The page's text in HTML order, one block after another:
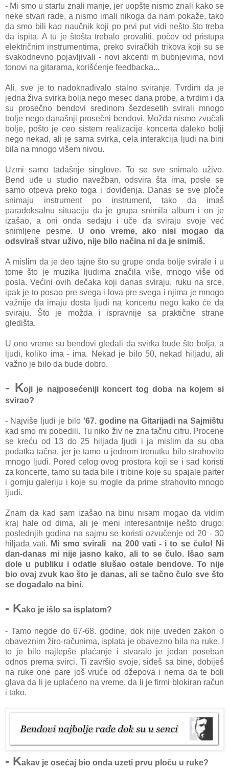
- Mi smo u startu znali manje, jer uopšte nismo znali kako se
neke stvari rade, a nismo imali nikoga da nam pokaže, tako
da smo bili kao naučnik koji po prvi put vidi nešto što treba
da ispita. A tu je štošta trebalo provaliti, počev od pristupa
električnim instrumentima, preko sviračkih trikova koji su se
svakodnevno pojavljivali - novi akcenti m bubnjevima, novi
tonovi na gitarama, korišćenje feedbacka...
Ali, sve je to nadoknađivalo stalno sviranje. Tvrdim da je
jedna živa svirka bolja nego mesec dana probe, a tvrdim i da
su prosečno bendovi sredinom šezdesetih svirali mnogo
bolje nego današnji prosečni bendovi. Možda nismo zvučali
bolje, pošto je ceo sistem realizacije koncerta daleko bolji
nego nekad, ali je sama svirka, cela interakcija ljudi na bini
bila na mnogo višem nivou.
Uzmi samo tadašnje singlove. To se sve snimalo uživo.
Bend uđe u studio navežban, odsvira šta ima, posle se
samo otpeva preko toga i doviđenja. Danas se sve ploče
snimaju instrument po instrument, tako da imaš
paradoksalnu situaciju da je grupa snimila album i on je
izašao, a oni onda sedaju i uče da sviraju svoje već
snimljene pesme. U ono vreme, ako nisi mogao da
odsviraš stvar uživo, nije bilo načina ni da je snimiš.
A mislim da je deo tajne što su grupe onda bolje svirale i u
tome što je muzika ljudima značila više, mnogo više od
posla. Većini ovih dečaka koji danas sviraju, ruku na srce,
ipak je to posao pre svega i lova pre svega i njima je mnogo
važnije da imaju dosta ljudi na koncertu nego kako će da
sviraju. Što je možda i ispravnije sa praktične strane
gledišta.
U ono vreme su bendovi gledali da svirka bude što bolja, a
ljudi, koliko ima - ima. Nekad je bilo 50, nekad hiljadu, ali
važno je bilo da bude dobro.
- Koji je najposećeniji koncert tog doba na kojem si
svirao?
- Najviše ljudi je bilo '67. godine na Gitarijadi na Sajmištu
kad smo mi pobedili. Tu niko živ ne zna tačnu cifru. Procene
se kreću od 13 do 25 hiljada ljudi i ja mislim da su oba
podatka tačna, jer je tamo u jednom trenutku bilo strahovito
mnogo ljudi. Pored celog ovog prostora koji se i sad koristi
za koncerte, tamo su tada bile i tribine koje su spajale parter
i gornju galeriju i koje su mogle da prime strahovito mnogo
ljudi.
Znam da kad sam izašao na binu nisam mogao da vidim
kraj hale od dima, ali je meni interesantnije nešto drugo:
poslednjih godina na sajmu se koristi ozvučenje od 20 - 30
hiljada vati. Mi smo svirali na 200 vati - i to se čulo! Ni
dan-danas mi nije jasno kako, ali to se čulo. Išao sam
dole u publiku i odatle slušao ostale bendove. To nije
bio ovaj zvuk kao što je danas, ali se tačno čulo sve što
se događalo na bini.
- Kako je išlo sa isplatom?
- Tamo negde do 67-68. godine, dok nije uveden zakon o
obaveznim žiro-računima, isplata je obavezno bila na ruke. I
to je bilo najlepše plaćanje i stvaralo je jedan poseban
odnos prema svirci. Ti završio svoje, siđeš sa bine, dobiješ
na ruke one pare još vruće od džepova i nema da te boli
glava da li je uplaćeno na vreme, da li je firmi blokiran račun
i tako.
- Kakav je osećaj bio onda uzeti prvu ploču u ruke?